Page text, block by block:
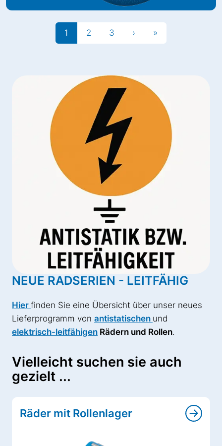
1 2 3 › »
NEUE RADSERIEN - LEITFÄHIG
Hier finden Sie eine Übersicht über unser neues
Lieferprogramm von antistatischen und
elektrisch-leitfähigen Rädern und Rollen.
Vielleicht suchen sie auch
gezielt ...
Räder mit Rollenlager